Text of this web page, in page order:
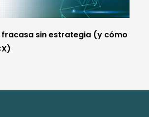
fracasa sin estrategia (y cómo